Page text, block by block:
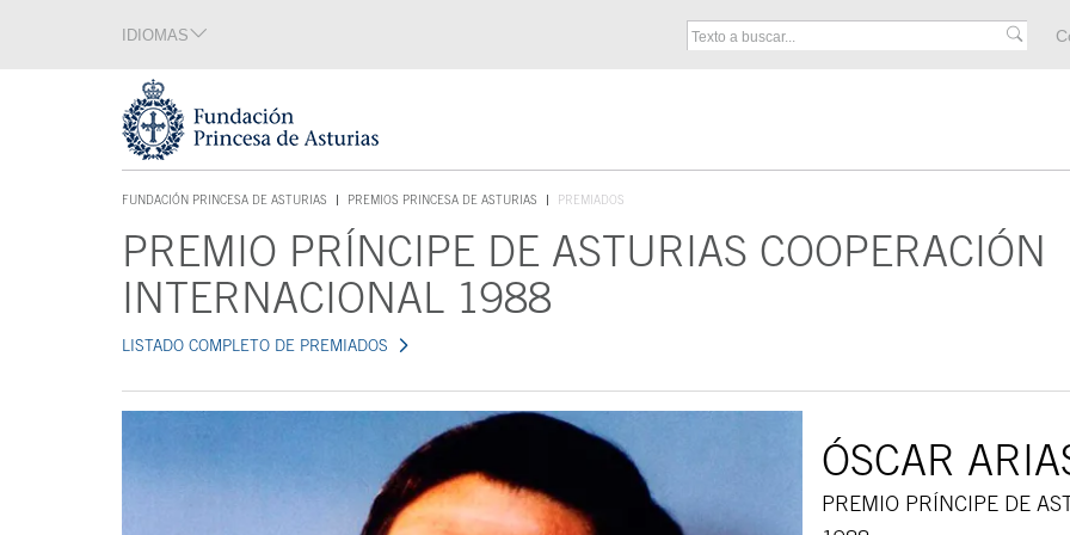
Tecla de acceso 1
IDIOMAS
FUNDACIÓN PRINCESA DE ASTURIAS
TECLA DE ACCESO 1
PREMIOS PRINCESA DE ASTURIAS PREMIADOS
Contenido principalPREMIO PRÍNCIPE DE ASTURIAS COOPERACIÓN
INTERNACIONAL 1988
LISTADO COMPLETO DE PREMIADOS
ÓSCAR
PREMIO PRÍNCIPE DE